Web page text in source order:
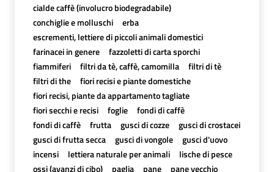
cialde caffè (involucro biodegradabile)
conchiglie e molluschi
erba
escrementi, lettiere di piccoli animali domestici
farinacei in genere
fazzoletti di carta sporchi
fiammiferi
filtri da tè, caffè, camomilla
filtri di tè
filtri di the
fiori recisi e piante domestiche
fiori recisi, piante da appartamento tagliate
fiori secchi e recisi
foglie
fondi di caffè
fondi di caffè
frutta gusci di cozze
gusci di crostacei
gusci di frutta secca
gusci di vongole
gusci d'uovo
incensi
lettiera naturale per animali
lische di pesce
ossi (avanzi di cibo)
paglia pane
pane vecchio